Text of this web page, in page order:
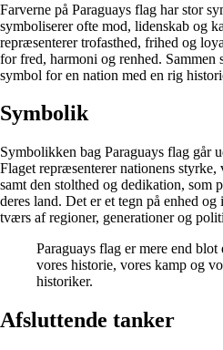
Farverne på Paraguays flag har stor
symboliserer ofte mod, lidenskab og
repræsenterer trofasthed, frihed og
for fred, harmoni og renhed. Sammen
symbol for en nation med en rig
Symbolik
Symbolikken bag Paraguays flag går
Flaget repræsenterer nationens
samt den stolthed og dedikation, som
deres land. Det er et tegn på enhed
tværs af regioner, generationer og
Paraguays flag er mere end
vores historie, vores kamp og
historiker.
Afsluttende tanker